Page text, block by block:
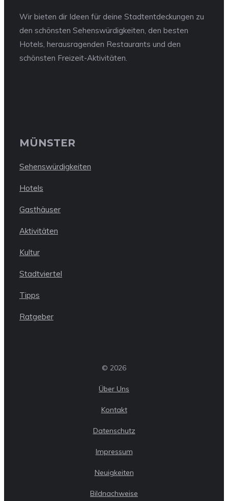
Wir bieten dir Ideen für deine Stadtentdeckungen zu
den schönsten Sehenswürdigkeiten, den besten
Hotels, herausragenden Restaurants und den
schönsten Freizeit-Aktivitäten.
MÜNSTER
Sehenswürdigkeiten
Hotels
Gasthäuser
Aktivitäten
Kultur
Stadtviertel
Tipps
Ratgeber
© 2026
Über Uns
Kontakt
Datenschutz
Impressum
Neuigkeiten
Bildnachweise